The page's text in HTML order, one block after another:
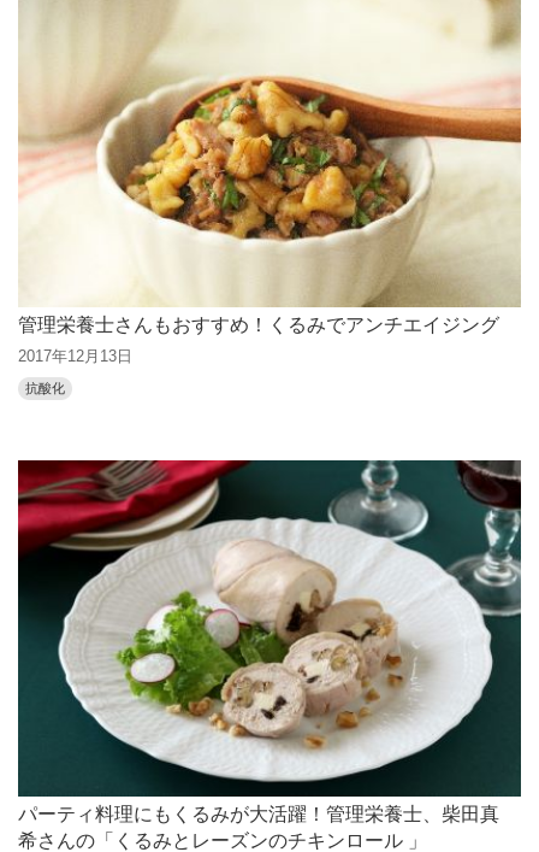
管理栄養士さんもおすすめ！くるみでアンチエイジング
2017年12月13日
抗酸化
パーティ料理にもくるみが大活躍！管理栄養士、柴田真
希さんの「くるみとレーズンのチキンロール 」